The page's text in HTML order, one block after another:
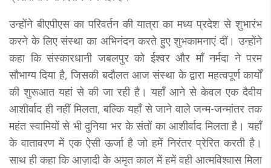
उन्होंने बीएपीएस का परिवर्तन की यात्रा का मध्य प्रदेश से शुभारंभ
करने के लिए संस्था का अभिनंदन करते हुए शुभकामनाएं दीं। उन्होंने
कहा कि संस्कारधानी जबलपुर को ईश्वर और माँ नर्मदा ने परम
सौभाग्य दिया है, जिसकी बदौलत आज संस्था के द्वारा महत्वपूर्ण कार्यों
की शुरूआत यहां से की जा रही है। यहाँ आने से केवल एक दैवीय
आशीर्वाद ही नहीं मिलता, बल्कि यहाँ से जाने वाले जन्म-जन्मांतर तक
महंत स्वामियों से भी दुनिया भर के संतों का आशीर्वाद मिलता है। यहाँ
के वातावरण में एक ऐसी ऊर्जा है जो हमें निरंतर प्रेरित करती है।
साथ ही कहा कि आज़ादी के अमृत काल में हमें वही आत्मविश्वास मिला